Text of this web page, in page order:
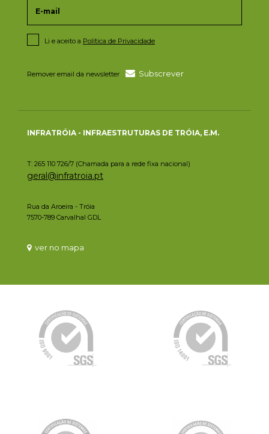
Li e aceito a Política de Privacidade
Remover email da newsletter Subscrever
INFRATRÓIA - INFRAESTRUTURAS DE TRÓIA, E.M.
T: 265 110 726/7 (Chamada para a rede fixa nacional)
geral@infratroia.pt
Rua da Aroeira - Tróia
7570-789 Carvalhal GDL
ver no mapa